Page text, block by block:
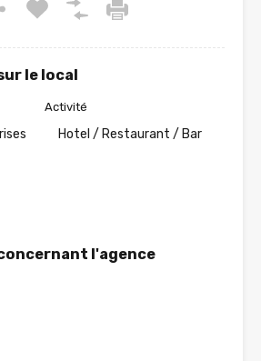
le local
Activité
Hotel / Restaurant / Bar
l'agence